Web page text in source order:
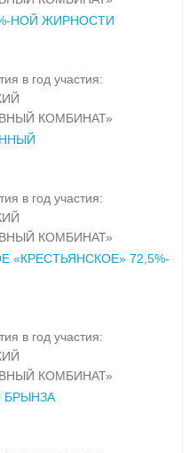
НОЙ ЖИРНОСТИ
в год участия:
КОМБИНАТ»
в год участия:
КОМБИНАТ»
«КРЕСТЬЯНСКОЕ» 72,5%-
в год участия:
КОМБИНАТ»
БРЫНЗА